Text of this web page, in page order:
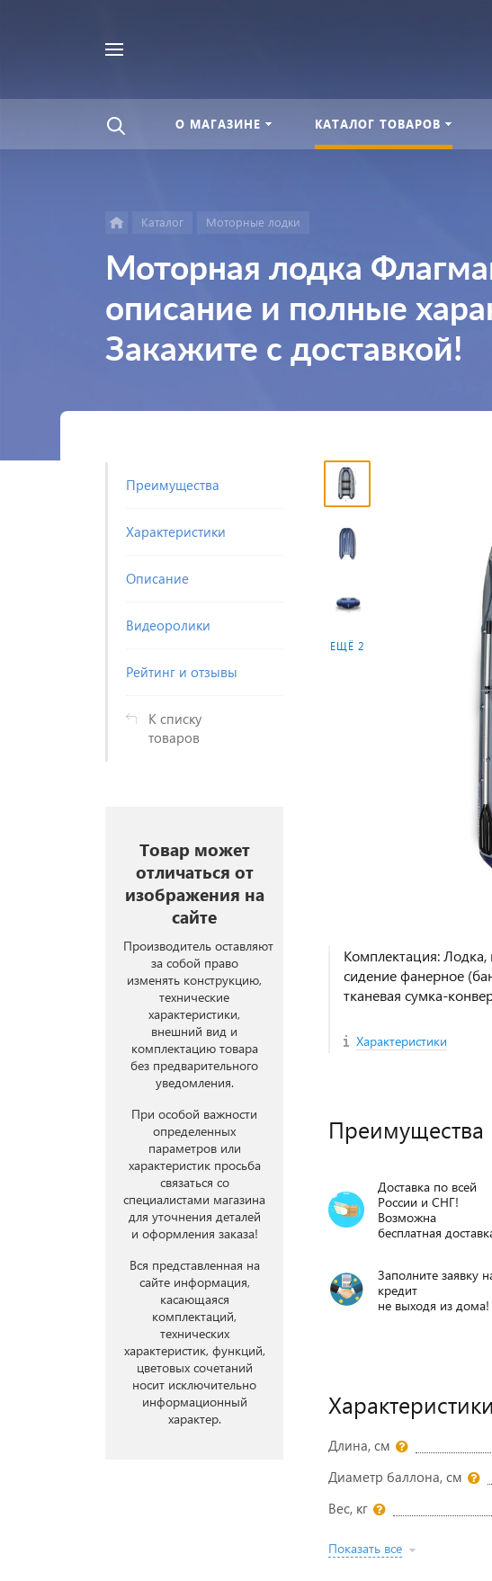
О МАГАЗИНЕ КАТАЛОГ ТОВАРОВ
Каталог Моторные лодки
Моторная лодка
описание и полные
Закажите с доставкой!
Преимущества
Характеристики
Описание
Видеоролики
Рейтинг и отзывы
К списку
товаров
Товар может
отличаться от
изображения на
сайте
Производитель оставляют
за собой право
изменять конструкцию,
технические
характеристики,
внешний вид и
комплектацию товара
без предварительного
уведомления.
При особой важности
определенных
параметров или
характеристик просьба
связаться со
специалистами магазина
для уточнения деталей
и оформления заказа!
Вся представленная на
сайте информация,
касающаяся
комплектаций,
технических
характеристик, функций,
цветовых сочетаний
носит исключительно
информационный
характер.
ЕЩЁ 2
Комплектация:
сидение фанерное
тканевая сумка-
Характеристики
Преимущества
Доставка по всей
России и СНГ!
Возможна
бесплатная
Заполните заявку
кредит
не выходя из дома!
Характеристики
Длина, см
Диаметр баллона, см
Вес, кг
Показать все